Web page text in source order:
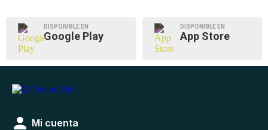
DISPONIBLE EN
Google Play
DISPONIBLE EN
App Store
Mi cuenta